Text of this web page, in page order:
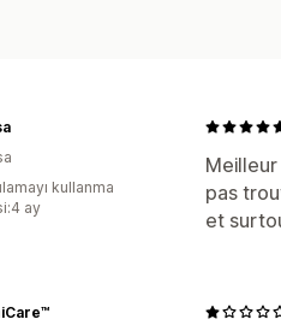
pas
et
kullanma
ay